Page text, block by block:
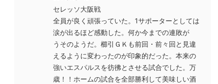
セレッソ大阪戦
全員が良く頑張っていた。1サポーターとしては
涙が出るほど感動した。何か今までの連敗が
うそのようだ。櫛引ＧＫも前回・前々回と見違
えるように変わったのが印象的だった。本来の
強いエスパルスを彷彿とさせる試合でした。万
歳！！ホームの試合を全部勝利して美味しい酒